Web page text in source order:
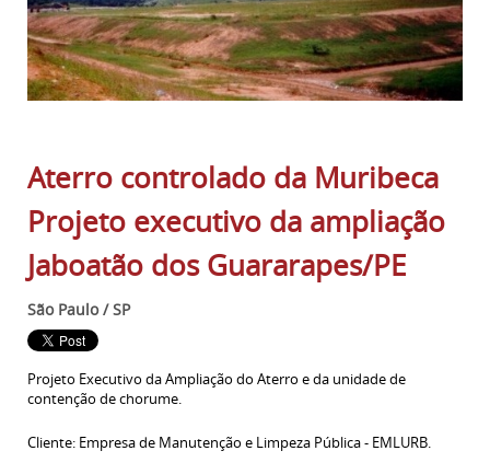
Aterro controlado da Muribeca
Projeto executivo da ampliação
Jaboatão dos Guararapes/PE
São Paulo / SP
Projeto Executivo da Ampliação do Aterro e da unidade de
contenção de chorume.
Cliente: Empresa de Manutenção e Limpeza Pública - EMLURB.